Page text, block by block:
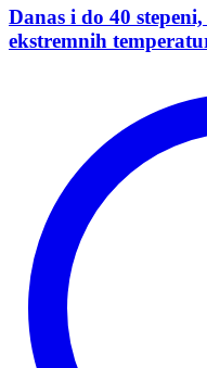
Danas i do 40
ekstremnih